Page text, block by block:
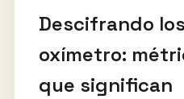
Descifrando
oxímetro:
que significan